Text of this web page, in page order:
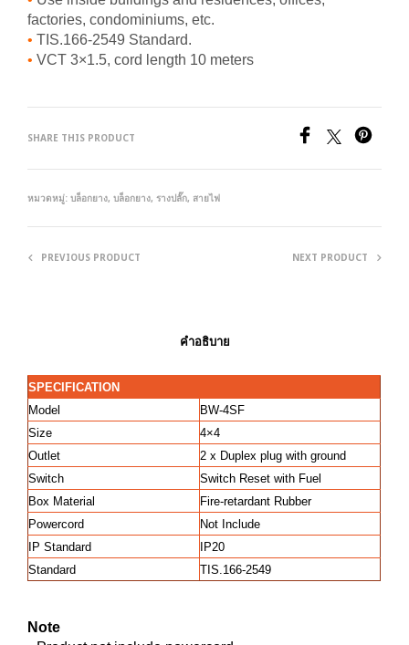
factories, condominiums, etc.
• TIS.166-2549 Standard.
• VCT 3×1.5, cord length 10 meters
SHARE THIS PRODUCT
หมวดหมู่: บล็อกยาง, บล็อกยาง, รางปลั๊ก, สายไฟ
PREVIOUS PRODUCT NEXT PRODUCT
คำอธิบาย
SPECIFICATION
Model
BW-4SF
Size
4×4
Outlet
2 x Duplex plug with ground
Switch
Switch Reset with Fuel
Box Material
Fire-retardant Rubber
Powercord
Not Include
IP Standard
IP20
Standard
TIS.166-2549
Note